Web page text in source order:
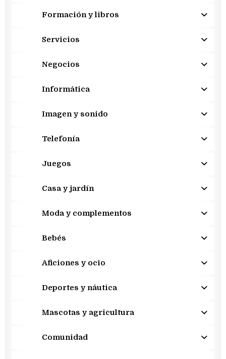
Formación y libros
Servicios
Negocios
Informática
Imagen y sonido
Telefonía
Juegos
Casa y jardín
Moda y complementos
Bebés
Aficiones y ocio
Deportes y náutica
Mascotas y agricultura
Comunidad